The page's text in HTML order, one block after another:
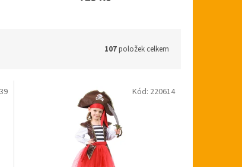
107položek celkem
Kód: 220614